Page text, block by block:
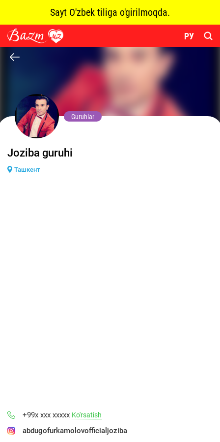
Sayt O'zbek tiliga o'girilmoqda.
РУ
Guruhlar
Joziba guruhi
Ташкент
+99x xxx xxxxx Ko'rsatish
abdugofurkamolovofficialjoziba